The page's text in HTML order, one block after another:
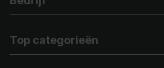
Top categorieën